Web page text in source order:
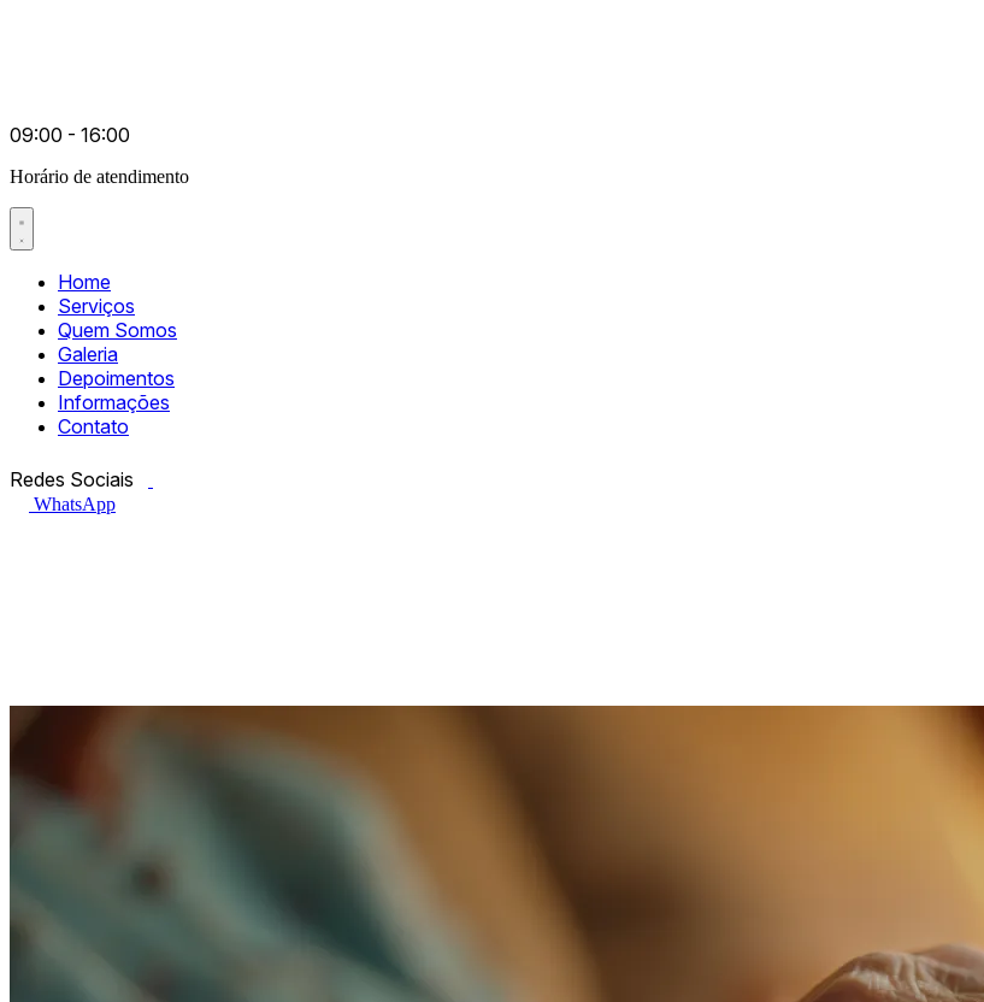
09:00 - 16:00
Horário de atendimento
Home
Serviços
Quem Somos
Galeria
Depoimentos
Informações
Contato
Redes Sociais
WhatsApp